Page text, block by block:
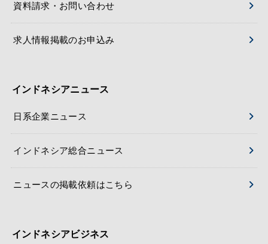
資料請求・お問い合わせ
求人情報掲載のお申込み
インドネシアニュース
日系企業ニュース
インドネシア総合ニュース
ニュースの掲載依頼はこちら
インドネシアビジネス